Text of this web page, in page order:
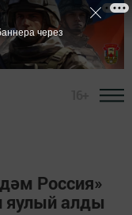
Россия»
алды
через